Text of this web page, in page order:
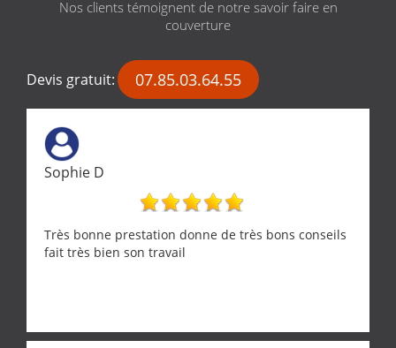
Nos clients témoignent de notre savoir faire en
couverture
Devis gratuit: 07.85.03.64.55
Sophie D
Très bonne prestation donne de très bons conseils
fait très bien son travail